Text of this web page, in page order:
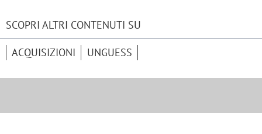
SCOPRI ALTRI CONTENUTI SU
ACQUISIZIONI UNGUESS